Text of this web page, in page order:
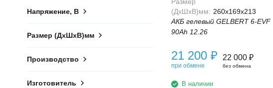
(ДхШхВ)мм: 260x169x213
АКБ гелевый GELBERT 6-EVF
90Ah 12.26
21 200 ₽
при обмене
22 000 ₽
без обмена
В наличии
Напряжение, В
Размер (ДхШхВ)мм
Производство
Изготовитель